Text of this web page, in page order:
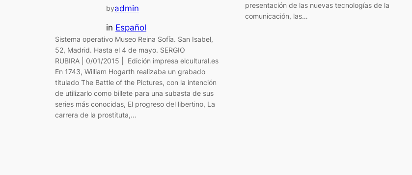
byadmin
in Español
Sistema operativo Museo Reina Sofía. San Isabel,
52, Madrid. Hasta el 4 de mayo. SERGIO
RUBIRA | 0/01/2015 | Edición impresa elcultural.es
En 1743, William Hogarth realizaba un grabado
titulado The Battle of the Pictures, con la intención
de utilizarlo como billete para una subasta de sus
series más conocidas, El progreso del libertino, La
carrera de la prostituta,…
presentación de las nuevas tecnologías de la
comunicación, las…